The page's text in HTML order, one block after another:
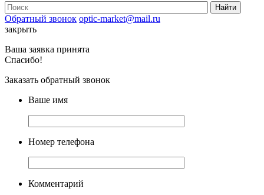
Обратный звонок optic-market@mail.ru
закрыть
Ваша заявка принята
Спасибо!
Заказать обратный звонок
Ваше имя
Номер телефона
Комментарий